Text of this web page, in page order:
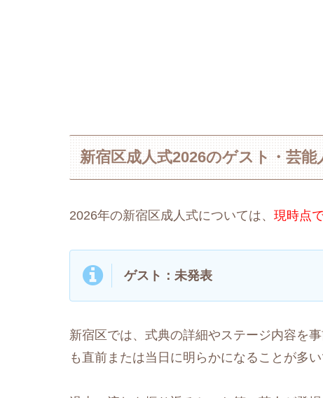
新宿区成人式2026のゲスト・芸能
2026年の新宿区成人式については、 現時点
ゲスト：未発表
新宿区では、式典の詳細やステージ内容を
も直前または当日に明らかになることが多い